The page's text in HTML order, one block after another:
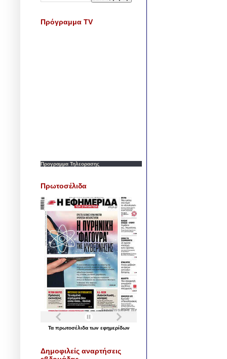
Πρόγραμμα TV
Προγραμμα Τηλεορασης
Πρωτοσέλιδα
Τα πρωτοσέλιδα των εφημερίδων
Δημοφιλείς αναρτήσεις